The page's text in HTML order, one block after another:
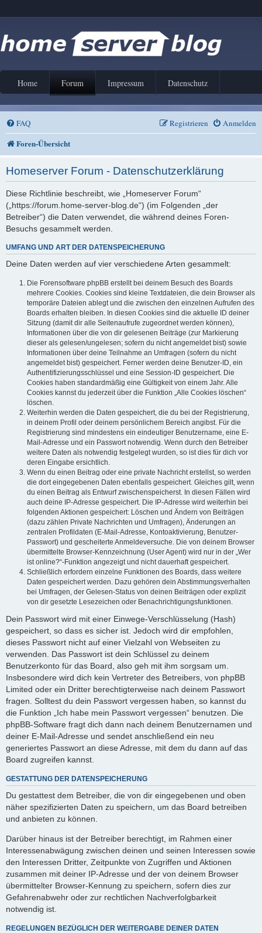
Home Forum Impressum Datenschutz
FAQ Anmelden
Registrieren
Foren-Übersicht
Homeserver Forum - Datenschutzerklärung
Diese Richtlinie beschreibt, wie „Homeserver Forum“
(„https://forum.home-server-blog.de“) (im Folgenden „der
Betreiber“) die Daten verwendet, die während deines Foren-
Besuchs gesammelt werden.
UMFANG UND ART DER DATENSPEICHERUNG
Deine Daten werden auf vier verschiedene Arten gesammelt:
Die Forensoftware phpBB erstellt bei deinem Besuch des Boards
mehrere Cookies. Cookies sind kleine Textdateien, die dein Browser als
temporäre Dateien ablegt und die zwischen den einzelnen Aufrufen des
Boards erhalten bleiben. In diesen Cookies sind die aktuelle ID deiner
Sitzung (damit dir alle Seitenaufrufe zugeordnet werden können),
Informationen über die von dir gelesenen Beiträge (zur Markierung
dieser als gelesen/ungelesen; sofern du nicht angemeldet bist) sowie
Informationen über deine Teilnahme an Umfragen (sofern du nicht
angemeldet bist) gespeichert. Ferner werden deine Benutzer-ID, ein
Authentifizierungsschlüssel und eine Session-ID gespeichert. Die
Cookies haben standardmäßig eine Gültigkeit von einem Jahr. Alle
Cookies kannst du jederzeit über die Funktion „Alle Cookies löschen“
löschen.
Weiterhin werden die Daten gespeichert, die du bei der Registrierung,
in deinem Profil oder deinem persönlichem Bereich angibst. Für die
Registrierung sind mindestens ein eindeutiger Benutzername, eine E-
Mail-Adresse und ein Passwort notwendig. Wenn durch den Betreiber
weitere Daten als notwendig festgelegt wurden, so ist dies für dich vor
deren Eingabe ersichtlich.
Wenn du einen Beitrag oder eine private Nachricht erstellst, so werden
die dort eingegebenen Daten ebenfalls gespeichert. Gleiches gilt, wenn
du einen Beitrag als Entwurf zwischenspeicherst. In diesen Fällen wird
auch deine IP-Adresse gespeichert. Die IP-Adresse wird weiterhin bei
folgenden Aktionen gespeichert: Löschen und Ändern von Beiträgen
(dazu zählen Private Nachrichten und Umfragen), Änderungen an
zentralen Profildaten (E-Mail-Adresse, Kontoaktivierung, Benutzer-
Passwort) und gescheiterte Anmeldeversuche. Die von deinem Browser
übermittelte Browser-Kennzeichnung (User Agent) wird nur in der „Wer
ist online?“-Funktion angezeigt und nicht dauerhaft gespeichert.
Schließlich erfordern einzelne Funktionen des Boards, dass weitere
Daten gespeichert werden. Dazu gehören dein Abstimmungsverhalten
bei Umfragen, der Gelesen-Status von deinen Beiträgen oder explizit
von dir gesetzte Lesezeichen oder Benachrichtigungsfunktionen.
Dein Passwort wird mit einer Einwege-Verschlüsselung (Hash)
gespeichert, so dass es sicher ist. Jedoch wird dir empfohlen,
dieses Passwort nicht auf einer Vielzahl von Webseiten zu
verwenden. Das Passwort ist dein Schlüssel zu deinem
Benutzerkonto für das Board, also geh mit ihm sorgsam um.
Insbesondere wird dich kein Vertreter des Betreibers, von phpBB
Limited oder ein Dritter berechtigterweise nach deinem Passwort
fragen. Solltest du dein Passwort vergessen haben, so kannst du
die Funktion „Ich habe mein Passwort vergessen“ benutzen. Die
phpBB-Software fragt dich dann nach deinem Benutzernamen und
deiner E-Mail-Adresse und sendet anschließend ein neu
generiertes Passwort an diese Adresse, mit dem du dann auf das
Board zugreifen kannst.
GESTATTUNG DER DATENSPEICHERUNG
Du gestattest dem Betreiber, die von dir eingegebenen und oben
näher spezifizierten Daten zu speichern, um das Board betreiben
und anbieten zu können.
Darüber hinaus ist der Betreiber berechtigt, im Rahmen einer
Interessenabwägung zwischen deinen und seinen Interessen sowie
den Interessen Dritter, Zeitpunkte von Zugriffen und Aktionen
zusammen mit deiner IP-Adresse und der von deinem Browser
übermittelter Browser-Kennung zu speichern, sofern dies zur
Gefahrenabwehr oder zur rechtlichen Nachverfolgbarkeit
notwendig ist.
REGELUNGEN BEZÜGLICH DER WEITERGABE DEINER DATEN